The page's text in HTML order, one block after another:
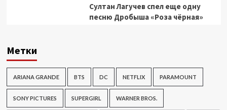
Султан Лагучев спел еще одну
песню Дробыша «Роза чёрная»
Метки
ARIANA GRANDE BTS DC NETFLIX PARAMOUNT
SONY PICTURES SUPERGIRL WARNER BROS.